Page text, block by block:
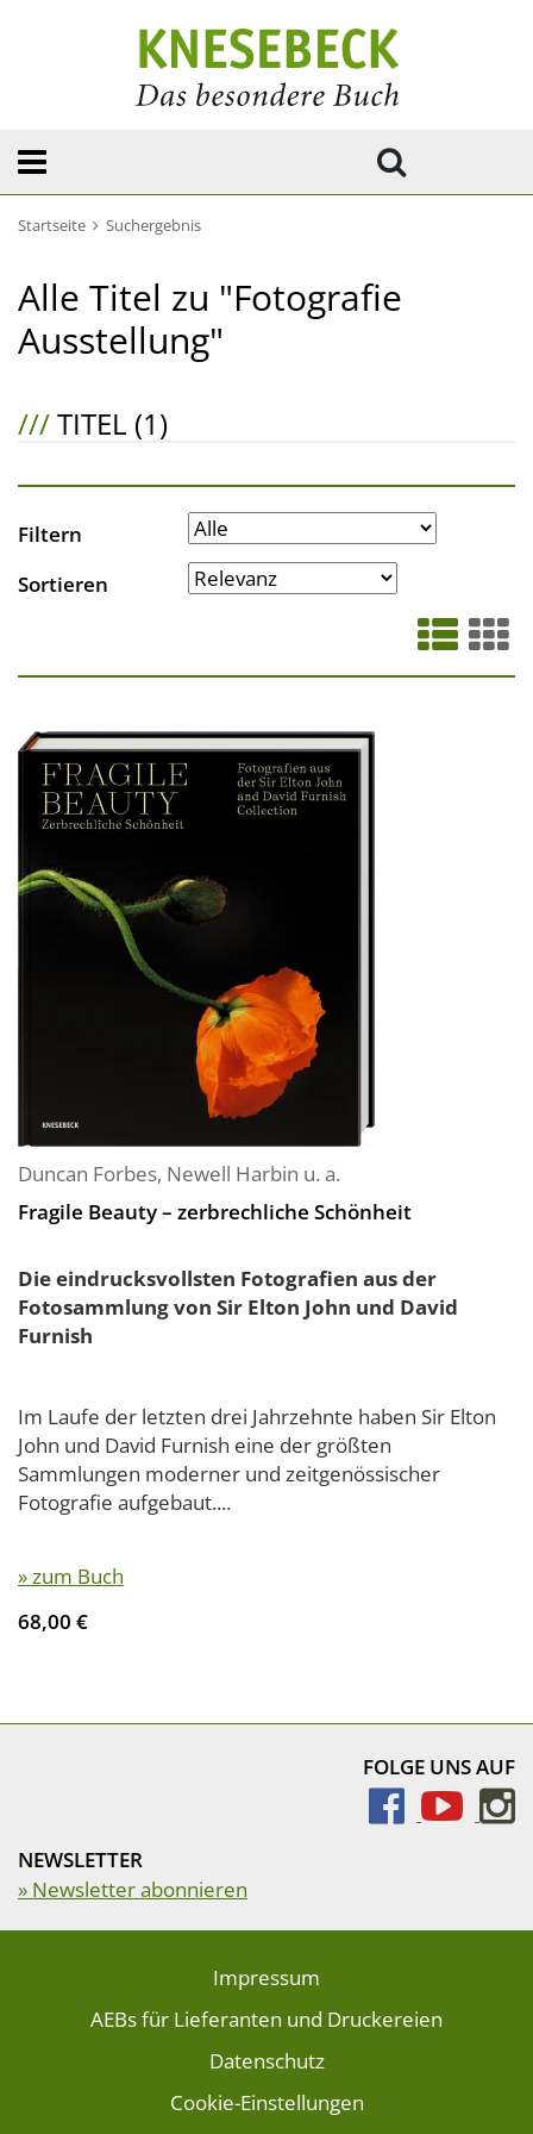
Startseite Suchergebnis
Alle Titel zu "Fotografie
Ausstellung"
///TITEL (1)
Filtern
Sortieren
Duncan Forbes, Newell Harbin u. a.
Fragile Beauty – zerbrechliche Schönheit
Die eindrucksvollsten Fotografien aus der
Fotosammlung von Sir Elton John und David
Furnish
Im Laufe der letzten drei Jahrzehnte haben Sir Elton
John und David Furnish eine der größten
Sammlungen moderner und zeitgenössischer
Fotografie aufgebaut....
» zum Buch
68,00 €
FOLGE UNS AUF
NEWSLETTER
» Newsletter abonnieren
Impressum
AEBs für Lieferanten und Druckereien
Datenschutz
Cookie-Einstellungen